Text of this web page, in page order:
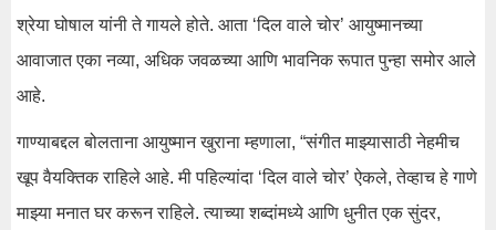
श्रेया घोषाल यांनी ते गायले होते. आता ‘दिल वाले चोर’ आयुष्मानच्या
आवाजात एका नव्या, अधिक जवळच्या आणि भावनिक रूपात पुन्हा समोर आले
आहे.
गाण्याबद्दल बोलताना आयुष्मान खुराना म्हणाला, “संगीत माझ्यासाठी नेहमीच
खूप वैयक्तिक राहिले आहे. मी पहिल्यांदा ‘दिल वाले चोर’ ऐकले, तेव्हाच हे गाणे
माझ्या मनात घर करून राहिले. त्याच्या शब्दांमध्ये आणि धुनीत एक सुंदर,